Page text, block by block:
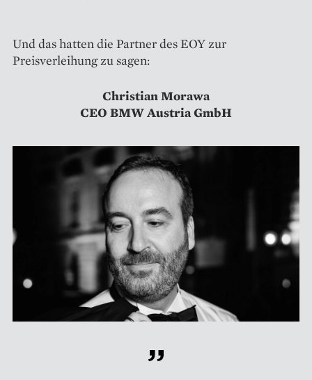
Und das hatten die Partner des EOY zur
Preisverleihung zu sagen:
Christian Morawa
CEO BMW Austria GmbH